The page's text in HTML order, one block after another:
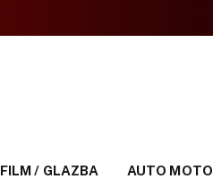
FILM / GLAZBA AUTO MOTO